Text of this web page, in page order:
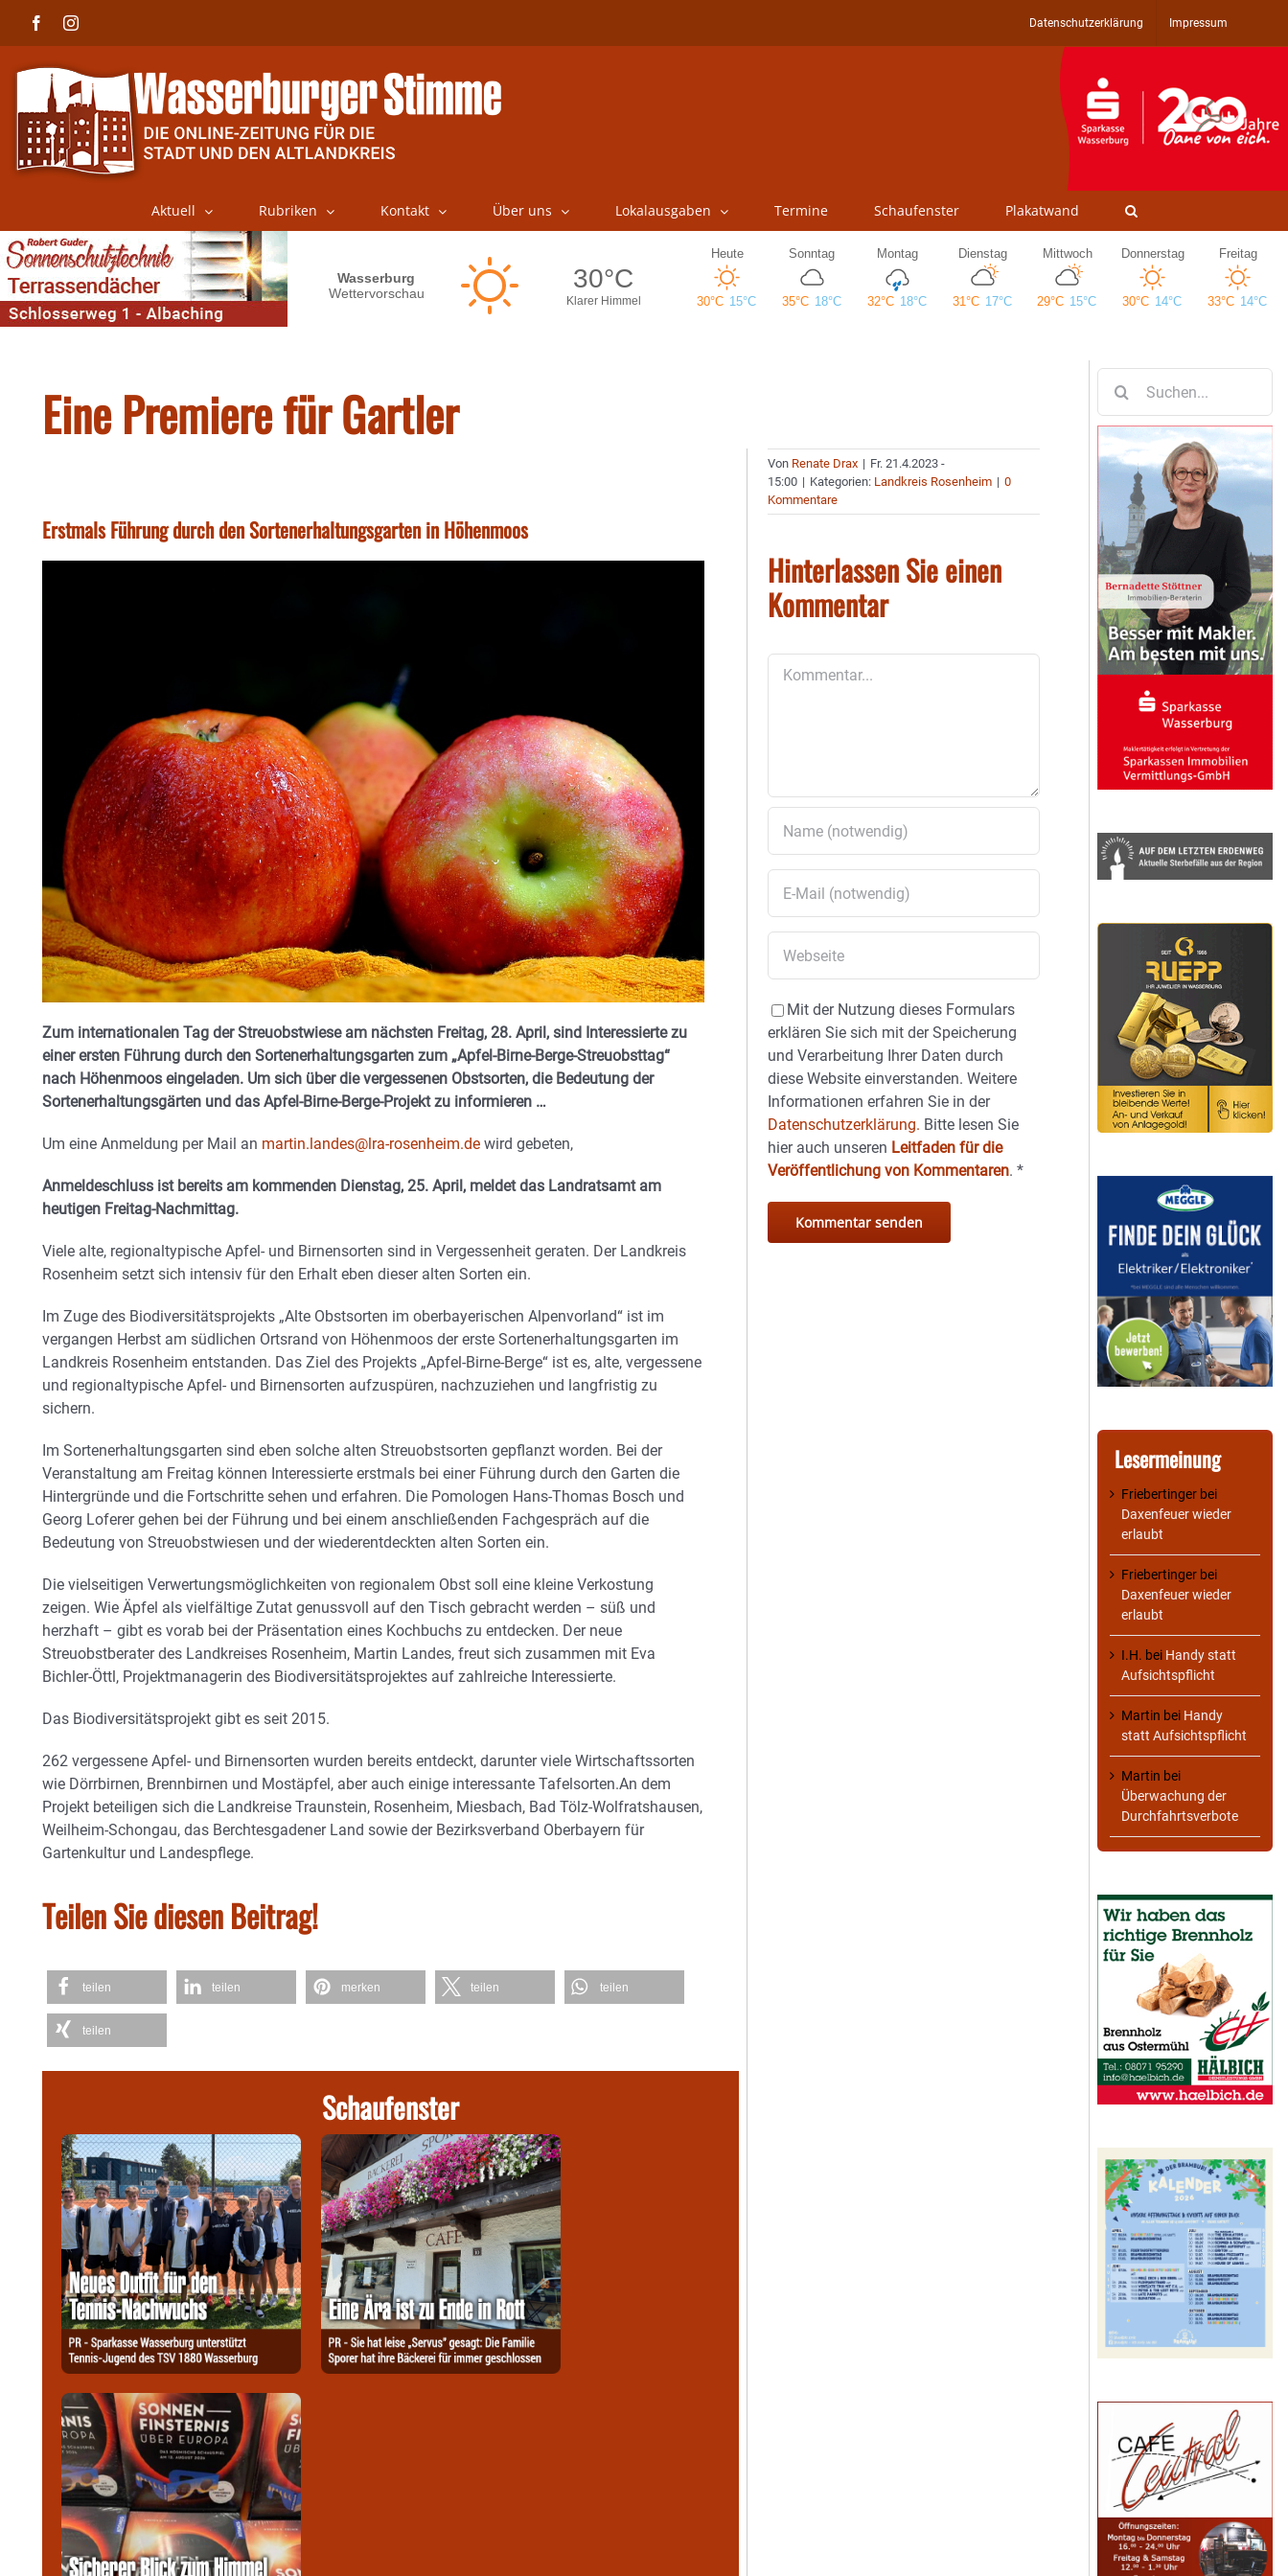
FacebookInstagram Datenschutzerklärung Impressum
Aktuell Rubriken Kontakt Über uns Lokalausgaben Termine Schaufenster Plakatwand
Eine Premiere für Gartler
Erstmals Führung durch den Sortenerhaltungsgarten in Höhenmoos
Zum internationalen Tag der Streuobstwiese am nächsten Freitag, 28. April, sind Interessierte zu
einer ersten Führung durch den Sortenerhaltungsgarten zum „Apfel-Birne-Berge-Streuobsttag“
nach Höhenmoos eingeladen. Um sich über die vergessenen Obstsorten, die Bedeutung der
Sortenerhaltungsgärten und das Apfel-Birne-Berge-Projekt zu informieren …
Um eine Anmeldung per Mail an martin.landes@lra-rosenheim.de wird gebeten,
Anmeldeschluss ist bereits am kommenden Dienstag, 25. April, meldet das Landratsamt am
heutigen Freitag-Nachmittag.
Viele alte, regionaltypische Apfel- und Birnensorten sind in Vergessenheit geraten. Der Landkreis
Rosenheim setzt sich intensiv für den Erhalt eben dieser alten Sorten ein.
Im Zuge des Biodiversitätsprojekts „Alte Obstsorten im oberbayerischen Alpenvorland“ ist im
vergangen Herbst am südlichen Ortsrand von Höhenmoos der erste Sortenerhaltungsgarten im
Landkreis Rosenheim entstanden. Das Ziel des Projekts „Apfel-Birne-Berge“ ist es, alte, vergessene
und regionaltypische Apfel- und Birnensorten aufzuspüren, nachzuziehen und langfristig zu
sichern.
Im Sortenerhaltungsgarten sind eben solche alten Streuobstsorten gepflanzt worden. Bei der
Veranstaltung am Freitag können Interessierte erstmals bei einer Führung durch den Garten die
Hintergründe und die Fortschritte sehen und erfahren. Die Pomologen Hans-Thomas Bosch und
Georg Loferer gehen bei der Führung und bei einem anschließenden Fachgespräch auf die
Bedeutung von Streuobstwiesen und der wiederentdeckten alten Sorten ein.
Die vielseitigen Verwertungsmöglichkeiten von regionalem Obst soll eine kleine Verkostung
zeigen. Wie Äpfel als vielfältige Zutat genussvoll auf den Tisch gebracht werden – süß und
herzhaft – gibt es vorab bei der Präsentation eines Kochbuchs zu entdecken. Der neue
Streuobstberater des Landkreises Rosenheim, Martin Landes, freut sich zusammen mit Eva
Bichler-Öttl, Projektmanagerin des Biodiversitätsprojektes auf zahlreiche Interessierte.
Das Biodiversitätsprojekt gibt es seit 2015.
262 vergessene Apfel- und Birnensorten wurden bereits entdeckt, darunter viele Wirtschaftssorten
wie Dörrbirnen, Brennbirnen und Mostäpfel, aber auch einige interessante Tafelsorten.An dem
Projekt beteiligen sich die Landkreise Traunstein, Rosenheim, Miesbach, Bad Tölz-Wolfratshausen,
Weilheim-Schongau, das Berchtesgadener Land sowie der Bezirksverband Oberbayern für
Gartenkultur und Landespflege.
Teilen Sie diesen Beitrag!
teilen teilen merken teilen teilen
teilen
Schaufenster
Von Renate Drax | Fr. 21.4.2023 -
15:00 | Kategorien: Landkreis Rosenheim | 0
Kommentare
Hinterlassen Sie einen
Kommentar
Mit der Nutzung dieses Formulars
erklären Sie sich mit der Speicherung
und Verarbeitung Ihrer Daten durch
diese Website einverstanden. Weitere
Informationen erfahren Sie in der
Datenschutzerklärung. Bitte lesen Sie
hier auch unseren Leitfaden für die
Veröffentlichung von Kommentaren.*
nach:
Lesermeinung
Friebertinger bei
Daxenfeuer wieder
erlaubt
Friebertinger bei
Daxenfeuer wieder
erlaubt
I.H. bei Handy statt
Aufsichtspflicht
Martin bei Handy
statt Aufsichtspflicht
Martin bei
Überwachung der
Durchfahrtsverbote